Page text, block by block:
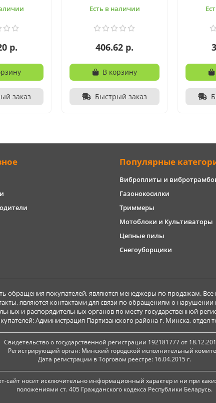
р.
заказ
Есть в наличии
406.62 р.
В корзину
Быстрый заказ
Популярные
Виброплиты и
Газонокосилки
Триммеры
Мотоблоки и Культиваторы
Цепные пилы
Снегоуборщики
покупателей, являются менеджеры по продажам.
являются контактами для связи по обращениям о нарушении
и распорядительных органов по месту государственной
Администрация Партизанского района г. Минска, отдел
Свидетельство о государственной регистрации 192181777 от
Регистрирующий орган: Минский городской исполнительный
Дата регистрации в Торговом реестре: 16.04.2015 г.
носит исключительно информационный характер и ни при
положениями ст. 405 Гражданского кодекса Республики Беларусь.